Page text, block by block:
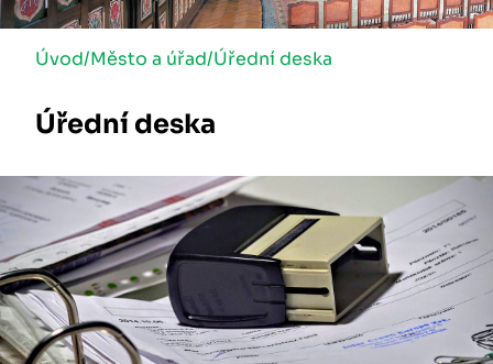
Úvod/Město a úřad/Úřední deska
Úřední deska